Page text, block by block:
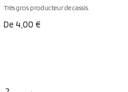
Très gros producteur de cassis.
De 4,00 €